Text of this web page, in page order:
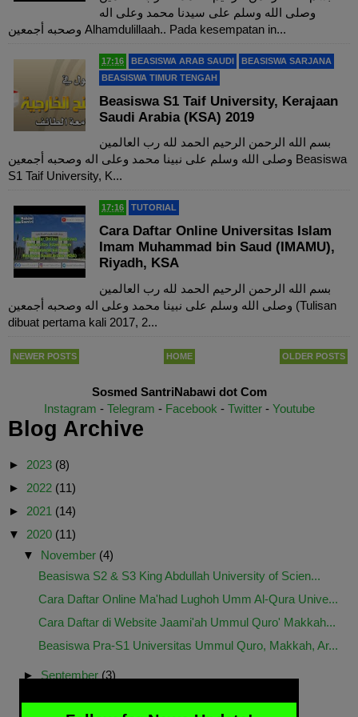
وصلى الله وسلم على سيدنا محمد وعلى اله
وصحبه أجمعين Alhamdulillaah.. Pada kesempatan in...
17:16 BEASISWA ARAB SAUDI
BEASISWA SARJANA
BEASISWA TIMUR TENGAH
Beasiswa S1 Taif University, Kerajaan
Saudi Arabia (KSA) 2019
بسم الله الرحمن الرحيم الحمد لله رب العالمين
وصلى الله وسلم على نبينا محمد وعلى اله وصحبه أجمعين Beasiswa
S1 Taif University, K...
17:16 TUTORIAL
Cara Daftar Online Universitas Islam
Imam Muhammad bin Saud (IMAMU),
Riyadh, KSA
بسم الله الرحمن الرحيم الحمد لله رب العالمين
وصلى الله وسلم على نبينا محمد وعلى اله وصحبه أجمعين (Tulisan
dibuat pertama kali 2017, 2...
NEWER POSTS OLDER POSTS
HOME
Sosmed SantriNabawi dot Com
Instagram - Telegram - Facebook - Twitter- Youtube
Blog Archive
► 2023 (8)
► 2022 (11)
► 2021 (14)
▼ 2020 (11)
▼ November (4)
Beasiswa S2 & S3 King Abdullah University of Scien...
Cara Daftar Online Ma'had Lughoh Umm Al-Qura Unive...
Cara Daftar di Website Jaami'ah Ummul Quro' Makkah...
Beasiswa Pra-S1 Universitas Ummul Quro, Makkah, Ar...
► September (3)